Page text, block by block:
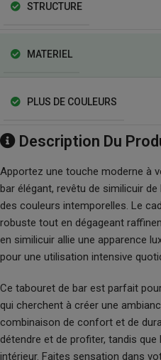
STRUCTURE
MATERIEL
PLUS DE COULEURS
Description Du
Apportez une touche moderne à
bar élégant, revêtu de similicuir
des couleurs intemporelles. Le
robuste tout en dégageant
en similicuir allie une apparence
pour une utilisation intensive
Ce tabouret de bar est parfait
qui cherchent à créer une
combinaison de confort et de
détendre et de profiter, tandis
intérieur. Faites sensation dans